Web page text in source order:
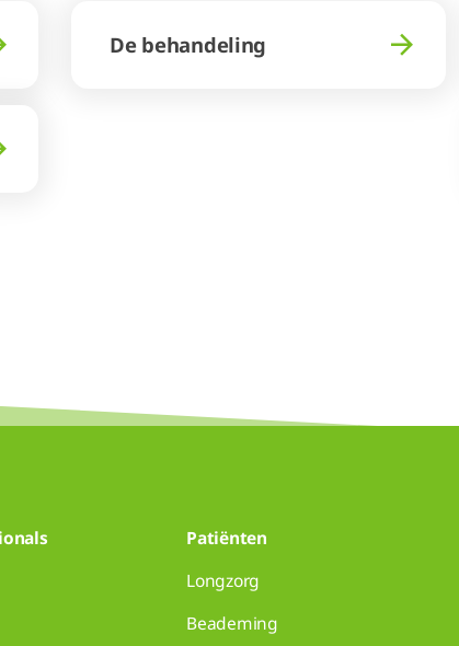
De behandeling
Patiënten
Longzorg
Beademing